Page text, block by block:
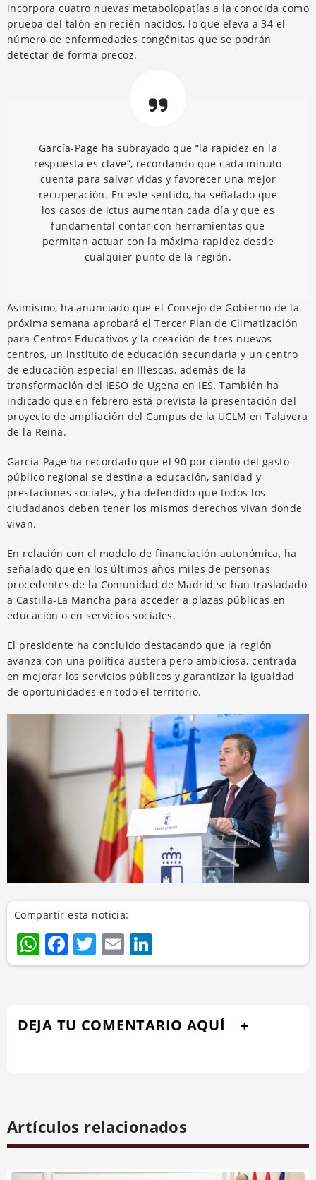
incorpora cuatro nuevas metabolopatías a la conocida como
prueba del talón en recién nacidos, lo que eleva a 34 el
número de enfermedades congénitas que se podrán
detectar de forma precoz.
García-Page ha subrayado que “la rapidez en la
respuesta es clave”, recordando que cada minuto
cuenta para salvar vidas y favorecer una mejor
recuperación. En este sentido, ha señalado que
los casos de ictus aumentan cada día y que es
fundamental contar con herramientas que
permitan actuar con la máxima rapidez desde
cualquier punto de la región.
Asimismo, ha anunciado que el Consejo de Gobierno de la
próxima semana aprobará el Tercer Plan de Climatización
para Centros Educativos y la creación de tres nuevos
centros, un instituto de educación secundaria y un centro
de educación especial en Illescas, además de la
transformación del IESO de Ugena en IES. También ha
indicado que en febrero está prevista la presentación del
proyecto de ampliación del Campus de la UCLM en Talavera
de la Reina.
García-Page ha recordado que el 90 por ciento del gasto
público regional se destina a educación, sanidad y
prestaciones sociales, y ha defendido que todos los
ciudadanos deben tener los mismos derechos vivan donde
vivan.
En relación con el modelo de financiación autonómica, ha
señalado que en los últimos años miles de personas
procedentes de la Comunidad de Madrid se han trasladado
a Castilla-La Mancha para acceder a plazas públicas en
educación o en servicios sociales.
El presidente ha concluido destacando que la región
avanza con una política austera pero ambiciosa, centrada
en mejorar los servicios públicos y garantizar la igualdad
de oportunidades en todo el territorio.
Compartir esta noticia:
WhatsApp
Facebook
Twitter
Email
DEJA TU COMENTARIO AQUÍ
Artículos relacionados